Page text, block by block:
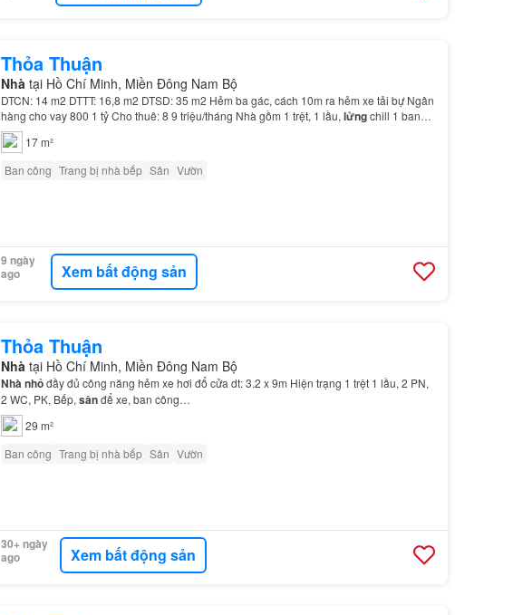
Thỏa Thuận
Nhà tại Hồ Chí Minh, Miền Đông Nam Bộ
DTCN: 14 m2 DTTT: 16,8 m2 DTSD: 35 m2 Hẻm ba gác, cách 10m ra hẻm xe tải bự Ngân
hàng cho vay 800 1 tỷ Cho thuê: 8 9 triệu/tháng Nhà gồm 1 trệt, 1 lầu, lửngchill 1 ban
công Chill Châu Âu trong nhà khép kín 1 phòng khách sang…
17 m²
Ban công Trang bị nhà bếp Sân Vườn
9 ngày
ago
Xem bất động sản
Thỏa Thuận
Nhàtại Hồ Chí Minh, Miền Đông Nam Bộ
Nhà nhỏđầy đủ công năng hẻm xe hơi đổ cửa dt: 3.2 x 9m Hiện trạng 1 trệt 1 lầu, 2 PN,
2 WC, PK, Bếp, sânđể xe, ban công…
29 m²
Ban công Trang bị nhà bếp Sân Vườn
30+ ngày
ago
Xem bất động sản